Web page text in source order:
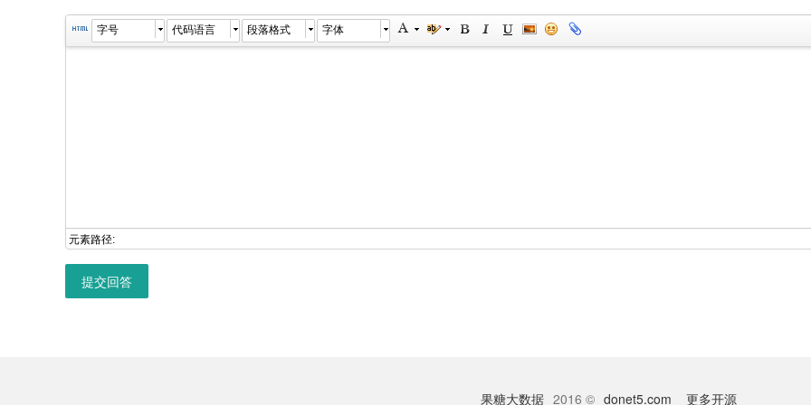
字号 代码语言 段落格式 字体
元素路径:
提交回答
果糖大数据 2016 © donet5.com 更多开源